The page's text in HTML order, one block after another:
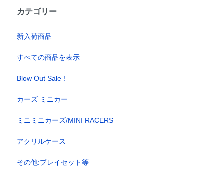
カテゴリー
新入荷商品
すべての商品を表示
Blow Out Sale !
カーズ ミニカー
ミニミニカーズ/MINI RACERS
アクリルケース
その他:プレイセット等